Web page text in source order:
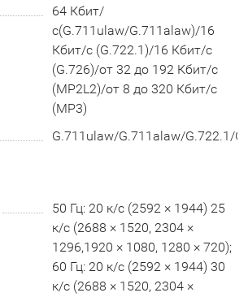
64 Кбит/
с(G.711ulaw/G.711alaw)/16
Кбит/с (G.722.1)/16 Кбит/с
(G.726)/от 32 до 192 Кбит/с
(MP2L2)/от 8 до 320 Кбит/с
(MP3)
G.711ulaw/G.711alaw/G.722.1/
50 Гц: 20 к/с (2592 × 1944) 25
к/с (2688 × 1520, 2304 ×
1296,1920 × 1080, 1280 × 720);
60 Гц: 20 к/с (2592 × 1944) 30
к/с (2688 × 1520, 2304 ×